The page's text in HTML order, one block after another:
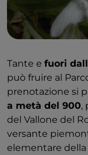
Tante e fuori
può fruire al
prenotazione si
a metà del 900,
del Vallone del
versante
elementare della